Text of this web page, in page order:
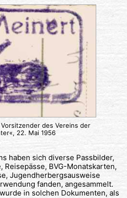
des Vereins der
22. Mai 1956
haben sich diverse Passbilder,
Reisepässe, BVG-Monatskarten,
Jugendherbergsausweise
fanden, angesammelt.
in solchen Dokumenten, als